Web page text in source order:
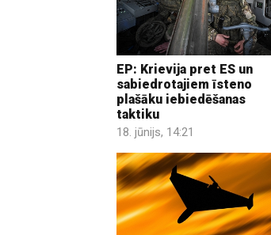
EP: Krievija pret ES un
sabiedrotajiem īsteno
plašāku iebiedēšanas
taktiku
18. jūnijs, 14:21